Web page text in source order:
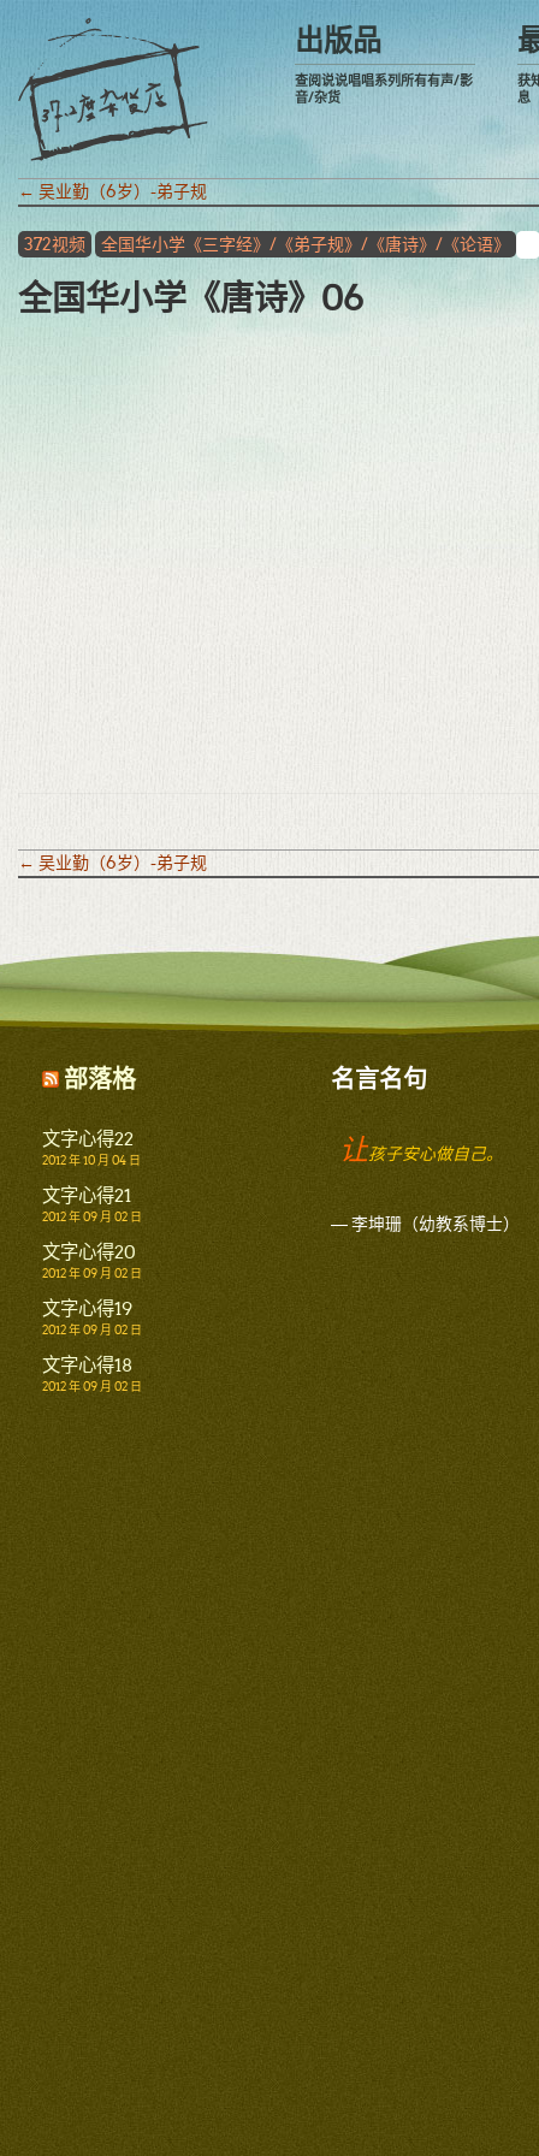
出版品
查阅说说唱唱系列所有有声/影
音/杂货
获
息
← 吴业勤（6岁）-弟子规
372视频 全国华小学《三字经》/《弟子规》/《唐诗》/《论语》
全国华小学《唐诗》06
← 吴业勤（6岁）-弟子规
部落格
文字心得22
2012 年 10 月 04 日
文字心得21
2012 年 09 月 02 日
文字心得20
2012 年 09 月 02 日
文字心得19
2012 年 09 月 02 日
文字心得18
2012 年 09 月 02 日
名言名句
让孩子安心做自己。
— 李坤珊（幼教系博士）